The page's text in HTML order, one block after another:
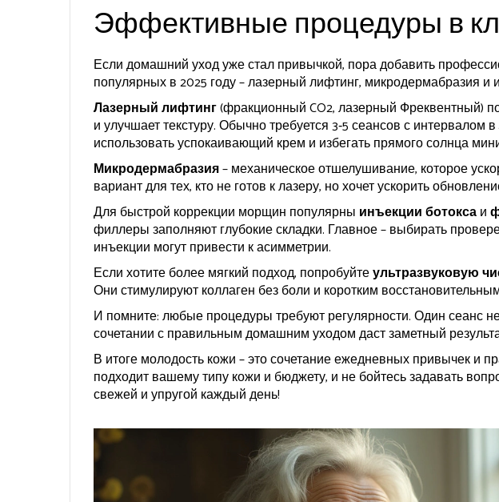
Эффективные процедуры в
Если домашний уход уже стал привычкой, пора добавить
популярных в 2025 году – лазерный лифтинг, микродермабразия
Лазерный лифтинг(фракционный CO2, лазерный Фреквентный)
и улучшает текстуру. Обычно требуется 3‑5 сеансов с
использовать успокаивающий крем и избегать прямого солнца
Микродермабразия– механическое отшелушивание, которое
вариант для тех, кто не готов к лазеру, но хочет ускорить
Для быстрой коррекции морщин популярны инъекции ботоксаи
филлеры заполняют глубокие складки. Главное – выбирать
инъекции могут привести к асимметрии.
Если хотите более мягкий подход, попробуйтеультразвуковую
Они стимулируют коллаген без боли и коротким
И помните: любые процедуры требуют регулярности. Один сеанс
сочетании с правильным домашним уходом даст заметный
В итоге молодость кожи – это сочетание ежедневных привычек и
подходит вашему типу кожи и бюджету, и не бойтесь задавать
свежей и упругой каждый день!